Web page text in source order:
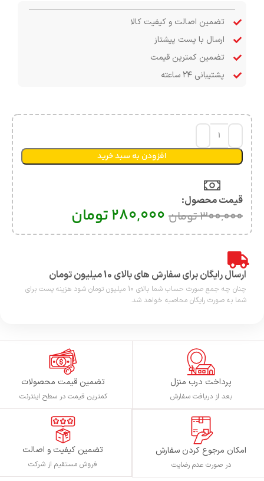
تضمین اصالت و کیفیت کالا
ارسال با پست پیشتاز
تضمین کمترین قیمت
پشتیبانی ۲۴ ساعته
افزودن به سبد خرید
قیمت محصول:​
300,000تومان 280,000تومان
ارسال رایگان برای سفارش های بالای 10 میلیون تومان
چنان چه جمع صورت حساب شما بالای 10 میلیون تومان شود هزینه پست برای
شما به صورت رایگان محاصبه خواهد شد.
پرداخت درب منزل
بعد از دریافت سفارش
تضمین قیمت محصولات
کمترین قیمت در سطح اینترنت
امکان مرجوع کردن سفارش
در صورت عدم رضایت
تضمین کیفیت و اصالت
فروش مستقیم از شرکت